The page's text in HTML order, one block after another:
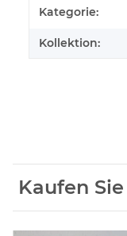
Wert
Kategorie:
Kollektion:
Kaufen